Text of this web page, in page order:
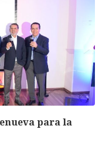
para la